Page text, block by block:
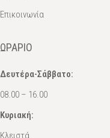
Επικοινωνία
ΩΡΆΡΙΟ
Δευτέρα-Σάββατο:
08.00 – 16.00
Κυριακή:
Κλειστά